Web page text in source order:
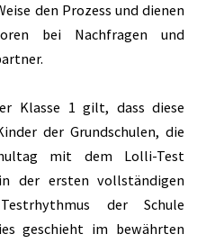
den Prozess und dienen
bei Nachfragen und
Klasse 1 gilt, dass diese
der Grundschulen, die
mit dem Lolli-Test
der ersten vollständigen
der Schule
geschieht im bewährten